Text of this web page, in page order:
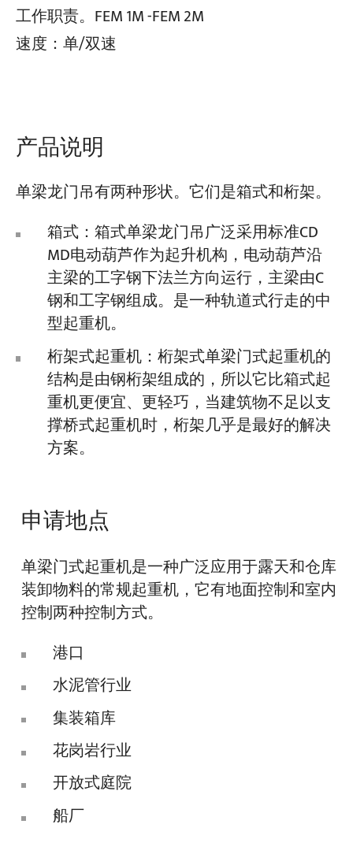
博客
关于我们
工作职责。FEM 1M -FEM 2M
速度：单/双速
产品说明
单梁龙门吊有两种形状。它们是箱式和桁架。
箱式：箱式单梁龙门吊广泛采用标准CD
MD电动葫芦作为起升机构，电动葫芦沿
主梁的工字钢下法兰方向运行，主梁由C
钢和工字钢组成。是一种轨道式行走的中
型起重机。
桁架式起重机：桁架式单梁门式起重机的
结构是由钢桁架组成的，所以它比箱式起
重机更便宜、更轻巧，当建筑物不足以支
撑桥式起重机时，桁架几乎是最好的解决
方案。
申请地点
单梁门式起重机是一种广泛应用于露天和仓库
装卸物料的常规起重机，它有地面控制和室内
控制两种控制方式。
港口
水泥管行业
集装箱库
花岗岩行业
开放式庭院
船厂